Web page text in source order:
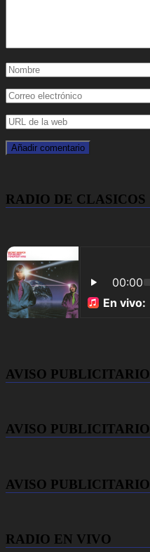
RADIO DE CLASICOS
AVISO PUBLICITARIO
AVISO PUBLICITARIO
AVISO PUBLICITARIO
RADIO EN VIVO